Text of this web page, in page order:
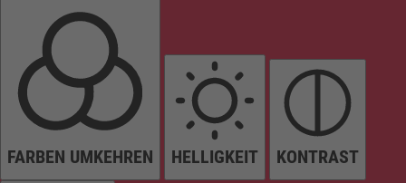
FARBEN UMKEHREN HELLIGKEIT KONTRAST